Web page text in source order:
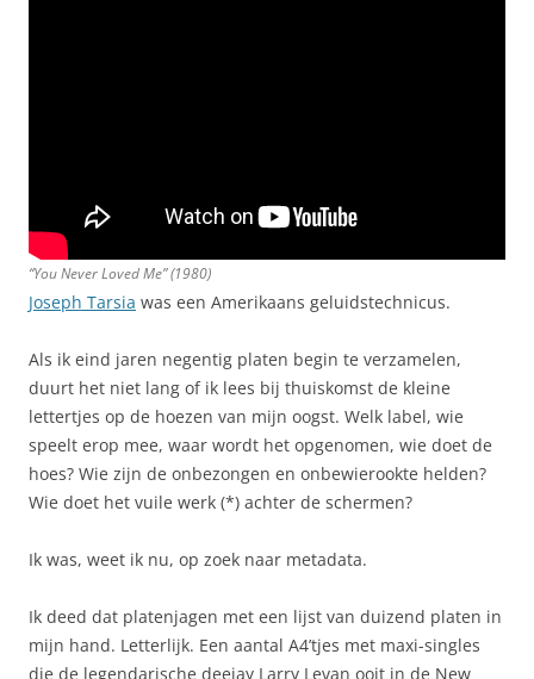
“You Never Loved Me” (1980)
Joseph Tarsia was een Amerikaans geluidstechnicus.
Als ik eind jaren negentig platen begin te verzamelen,
duurt het niet lang of ik lees bij thuiskomst de kleine
lettertjes op de hoezen van mijn oogst. Welk label, wie
speelt erop mee, waar wordt het opgenomen, wie doet de
hoes? Wie zijn de onbezongen en onbewierookte helden?
Wie doet het vuile werk (*) achter de schermen?
Ik was, weet ik nu, op zoek naar metadata.
Ik deed dat platenjagen met een lijst van duizend platen in
mijn hand. Letterlijk. Een aantal A4’tjes met maxi-singles
die de legendarische deejay Larry Levan ooit in de New